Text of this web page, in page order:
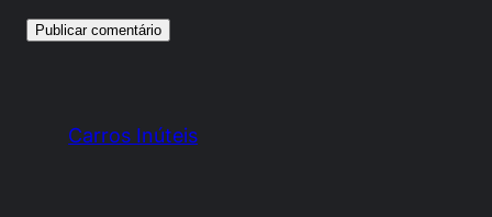
Carros Inúteis